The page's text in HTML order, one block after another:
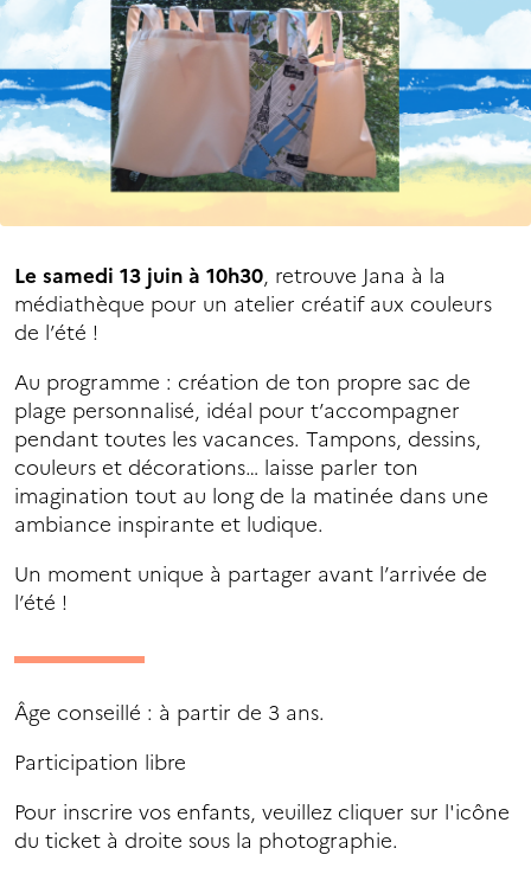
Le samedi 13 juin à 10h30, retrouve Jana à la
médiathèque pour un atelier créatif aux couleurs
de l’été !
Au programme : création de ton propre sac de
plage personnalisé, idéal pour t’accompagner
pendant toutes les vacances. Tampons, dessins,
couleurs et décorations… laisse parler ton
imagination tout au long de la matinée dans une
ambiance inspirante et ludique.
Un moment unique à partager avant l’arrivée de
l’été !
Âge conseillé : à partir de 3 ans.
Participation libre
Pour inscrire vos enfants, veuillez cliquer sur l'icône
du ticket à droite sous la photographie.